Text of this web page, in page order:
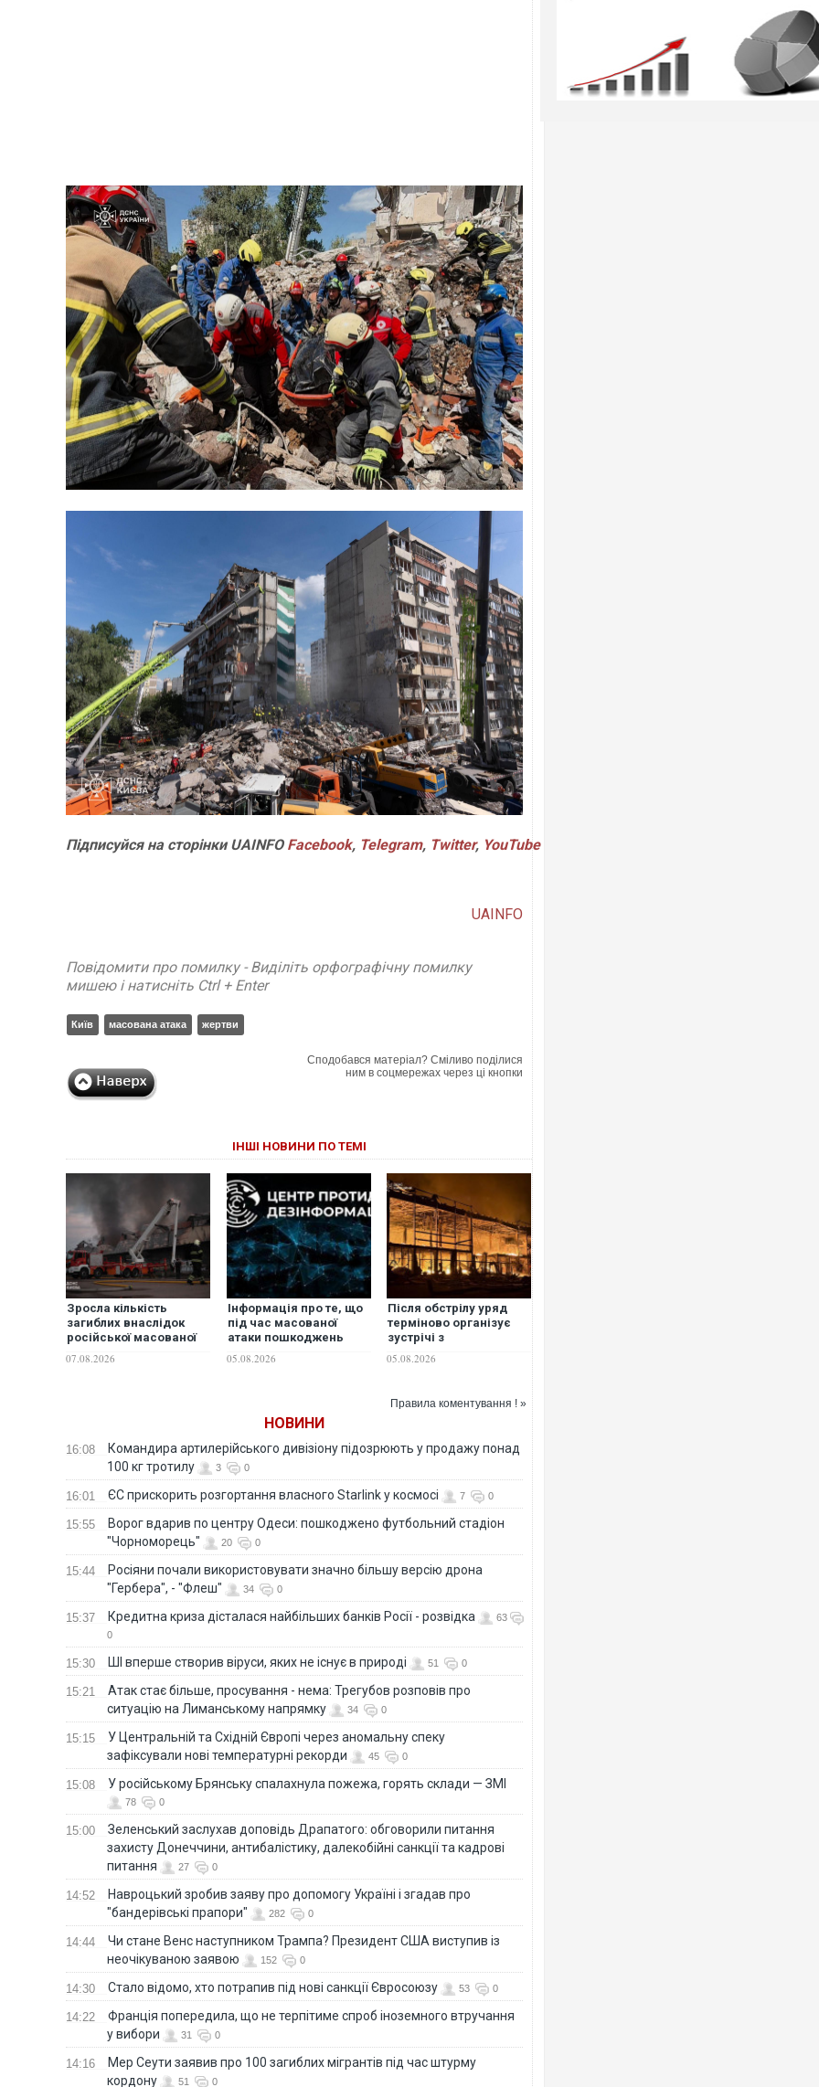
ПідписуйсянасторінкиUAINFO Facebook, Telegram, Twitter, YouTube
UAINFO
Повідомити про помилку - Виділіть орфографічну помилку
мишею і натисніть Ctrl + Enter
Київ масована атака жертви
Сподобався матеріал? Сміливо поділися
ним в соцмережах через ці кнопки
ІНШІ НОВИНИ ПО ТЕМІ
Зросла кількість
загиблих внаслідок
російської масованої
07.08.2026
Інформація про те, що
під час масованої
атаки пошкоджень
станція аерації в Києві
05.08.2026
Після обстрілу уряд
терміново організує
зустрічі з
бізнесу, - Корецький
05.08.2026
Правила коментування ! »
НОВИНИ
16:08
Командира артилерійського дивізіону підозрюють у продажу понад
100 кг тротилу
3 0
16:01 ЄС прискорить розгортання власного Starlink у космосі 7 0
15:55
Ворог вдарив по центру Одеси: пошкоджено футбольний стадіон
"Чорноморець"
20 0
15:44
Росіяни почали використовувати значно більшу версію дрона
"Гербера", - "Флеш"
34 0
15:37 Кредитна криза дісталася найбільших банків Росії - розвідка
63
0
15:30 ШІ вперше створив віруси, яких не існує в природі 51 0
15:21
Атак стає більше, просування - нема: Трегубов розповів про
ситуацію на Лиманському напрямку
34 0
15:15
У Центральній та Східній Європі через аномальну спеку
зафіксували нові температурні рекорди
45 0
15:08 У російському Брянську спалахнула пожежа, горять склади — ЗМІ
78 0
15:00
Зеленський заслухав доповідь Драпатого: обговорили питання
захисту Донеччини, антибалістику, далекобійні санкції та кадрові
питання
27 0
14:52
Навроцький зробив заяву про допомогу Україні і згадав про
"бандерівські прапори"
282 0
14:44
Чи стане Венс наступником Трампа? Президент США виступив із
неочікуваною заявою
152 0
14:30 Стало відомо, хто потрапив під нові санкції Євросоюзу 53 0
14:22
Франція попередила, що не терпітиме спроб іноземного втручання
у вибори
31 0
14:16
Мер Сеути заявив про 100 загиблих мігрантів під час штурму
кордону
51 0